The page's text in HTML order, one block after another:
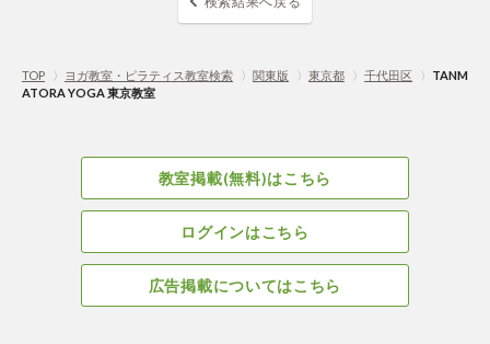
TOP 〉 ヨガ教室・ピラティス教室検索 〉 関東版 〉 東京都 〉 千代田区 〉 TANM
ATORA YOGA 東京教室
教室掲載(無料)はこちら
ログインはこちら
広告掲載についてはこちら